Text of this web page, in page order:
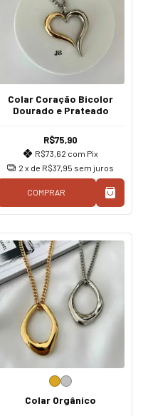
Colar Coração Bicolor
Dourado e Prateado
R$75,90
R$73,62 com Pix
2 x de R$37,95 sem juros
COMPRAR
Colar Orgânico